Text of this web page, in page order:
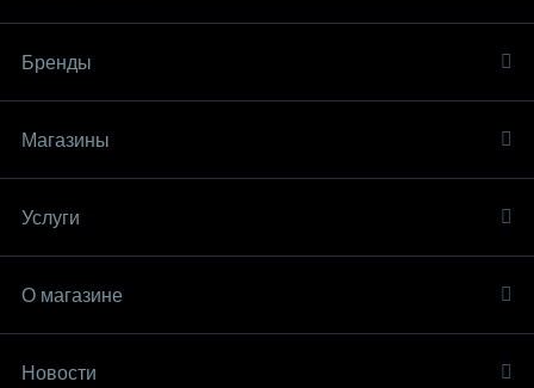
Бренды
Магазины
Услуги
О магазине
Новости